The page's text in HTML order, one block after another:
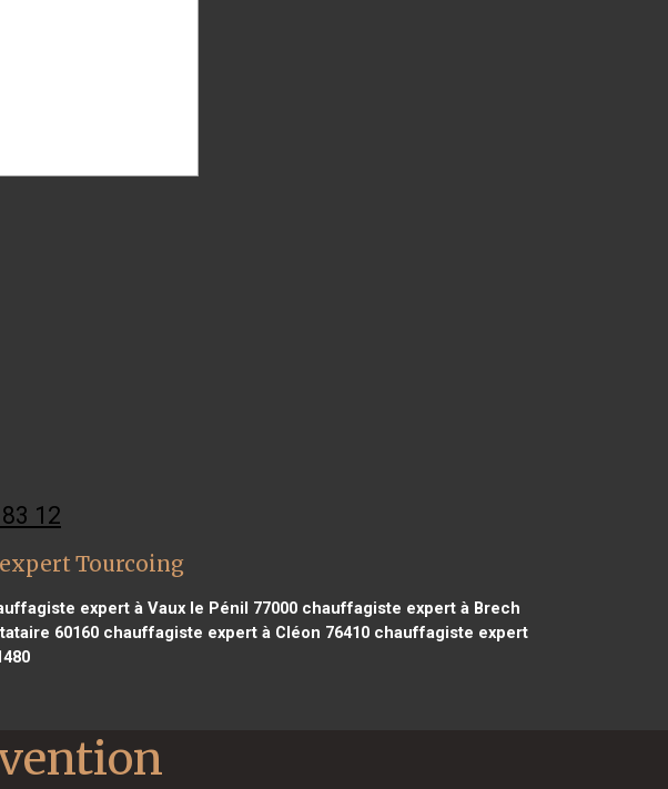
12
Tourcoing
expert à Vaux le Pénil 77000 chauffagiste expert à Brech
60160chauffagiste expert à Cléon 76410chauffagiste expert